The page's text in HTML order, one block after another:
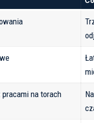
na torach